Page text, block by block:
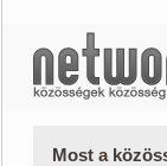
Most a